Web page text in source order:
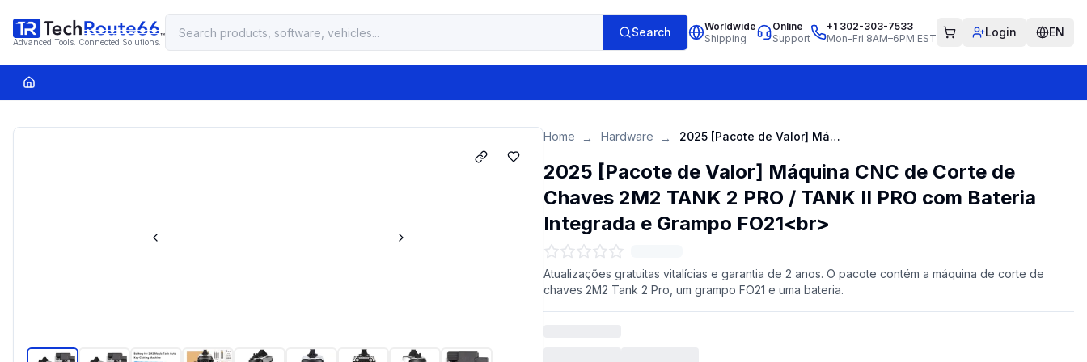
Advanced Tools. Connected Solutions.
Search
Worldwide
Shipping
Online
Support
+1 302-303-7533
Mon–Fri 8AM–6PM EST
Login EN
Home → Hardware → 2025 [Pacote de Valor] Máquina CNC de Corte de Chaves 2M2 TANK 2 PRO / TANK II PRO com Bateria Integrada e Grampo FO21<br>
2025 [Pacote de Valor] Máquina CNC de Corte de
Chaves 2M2 TANK 2 PRO / TANK II PRO com Bateria
Integrada e Grampo FO21<br>
Atualizações gratuitas vitalícias e garantia de 2 anos. O pacote contém a máquina de corte de
chaves 2M2 Tank 2 Pro, um grampo FO21 e uma bateria.